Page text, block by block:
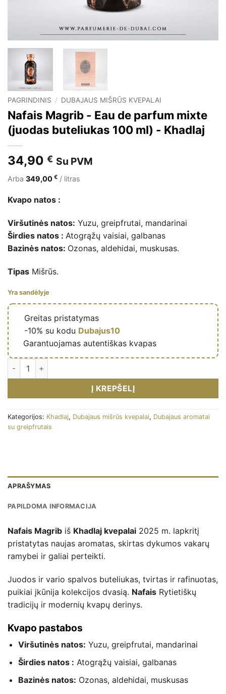
PAGRINDINIS / DUBAJAUS MIŠRŪS KVEPALAI
Nafais Magrib - Eau de parfum mixte
(juodas buteliukas 100 ml) - Khadlaj
34,90 € Su PVM
Arba 349,00 € / litras
Kvapo natos :
Viršutinės natos: Yuzu, greipfrutai, mandarinai
Širdies natos : Atogrąžų vaisiai, galbanas
Bazinės natos: Ozonas, aldehidai, muskusas.
Tipas Mišrūs.
Yra sandėlyje
Greitas pristatymas
-10% su kodu Dubajus10
Garantuojamas autentiškas kvapas
Nafais Magrib - Eau de parfum mixte (flacon noir 100 ml) -
Į KREPŠELĮ
Kategorijos: Khadlaj, Dubajaus mišrūs kvepalai, Dubajaus aromatai
su greipfrutais
APRAŠYMAS
PAPILDOMA INFORMACIJA
Nafais Magrib iš Khadlaj kvepalai 2025 m. lapkritį
pristatytas naujas aromatas, skirtas dykumos vakarų
ramybei ir galiai perteikti.
Juodos ir vario spalvos buteliukas, tvirtas ir rafinuotas,
puikiai įkūnija kolekcijos dvasią. Nafais Rytietiškų
tradicijų ir modernių kvapų derinys.
Kvapo pastabos
Viršutinės natos: Yuzu, greipfrutai, mandarinai
Širdies natos : Atogrąžų vaisiai, galbanas
Bazinės natos: Ozonas, aldehidai, muskusas